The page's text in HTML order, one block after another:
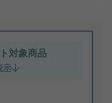
対象商品
示